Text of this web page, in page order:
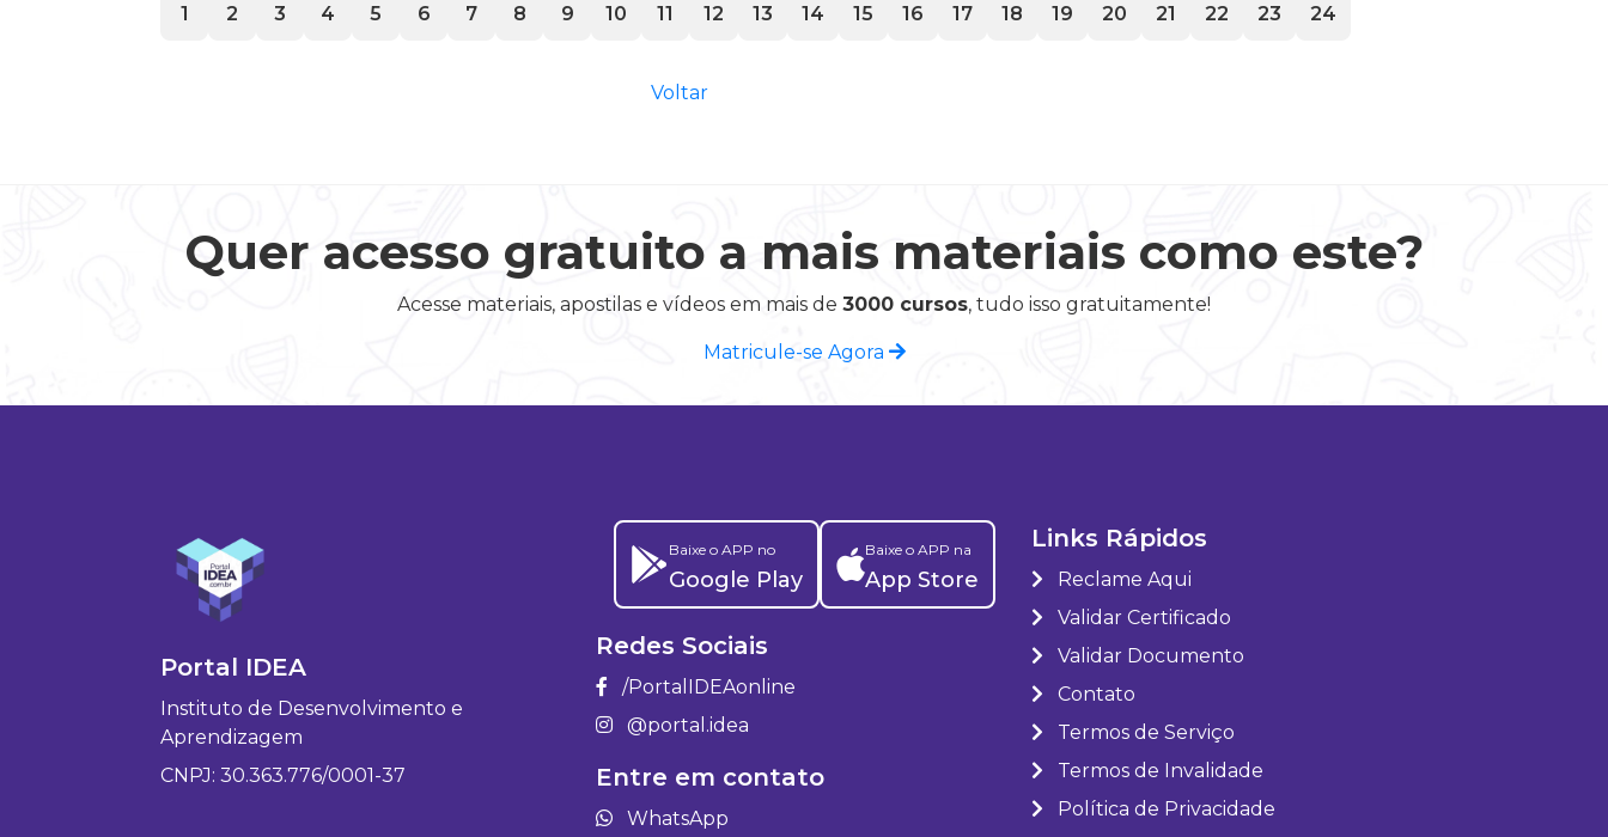
1 2 3 4 5 6 7 8 9 10 11 12 13 14 15 16 17 18 19 20 21 22 23 24
Voltar
Quer acesso gratuito a mais materiais como este?
Acesse materiais, apostilas e vídeos em mais de 3000 cursos, tudo isso gratuitamente!
Matricule-se Agora
Portal IDEA
Instituto de Desenvolvimento e
Aprendizagem
CNPJ: 30.363.776/0001-37
Baixe o APP no
Google Play
Baixe o APP na
App Store
Redes Sociais
/PortalIDEAonline
@portal.idea
Entre em contato
WhatsApp
Links Rápidos
Reclame Aqui
Validar Certificado
Validar Documento
Contato
Termos de Serviço
Termos de Invalidade
Política de Privacidade